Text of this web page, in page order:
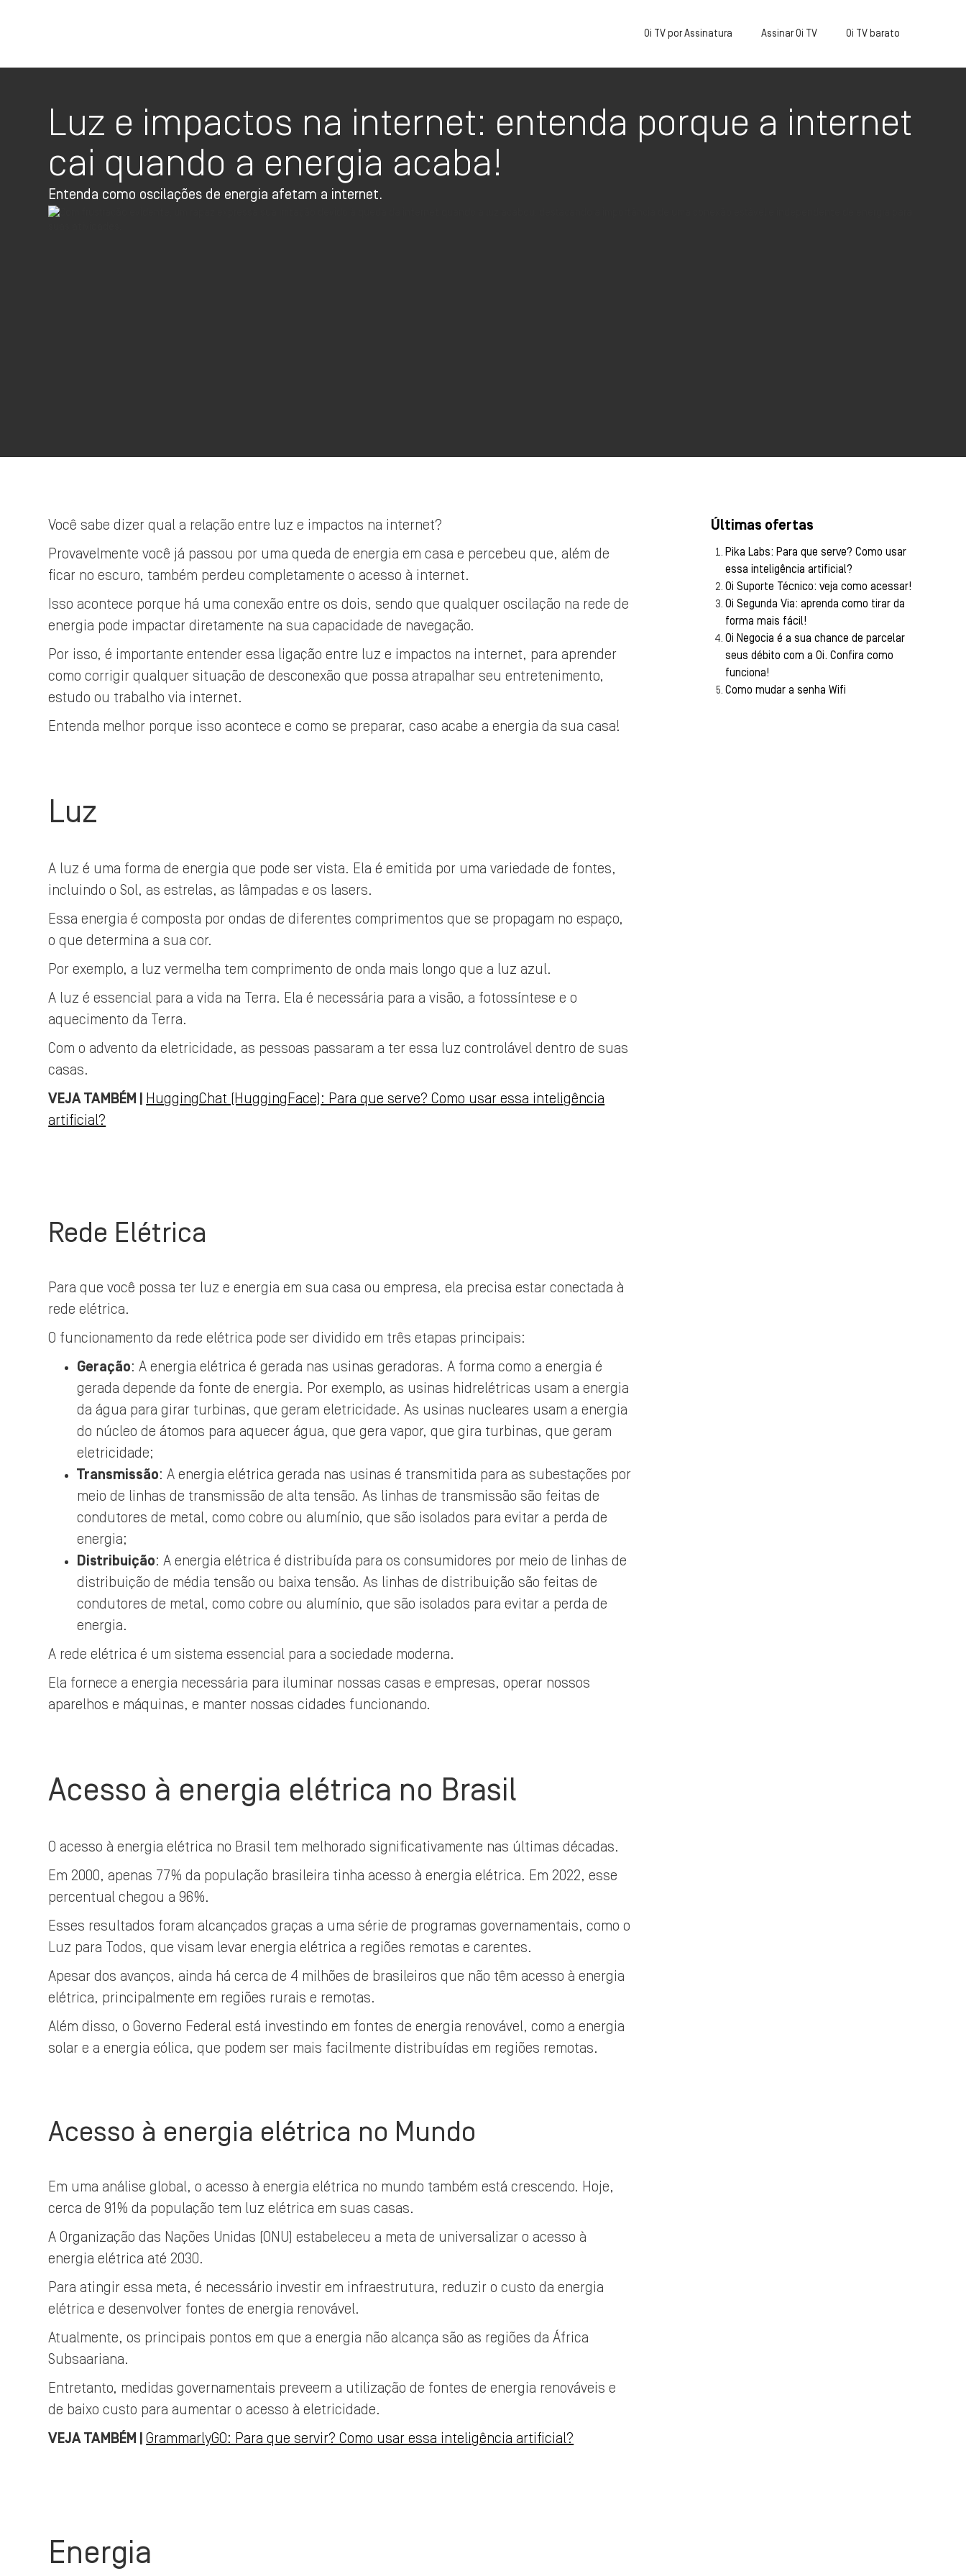
Oi TV por Assinatura Assinar Oi TV Oi TV barato
Luz e impactos na internet: entenda porque a internet
cai quando a energia acaba!
Entenda como oscilações de energia afetam a internet.
Você sabe dizer qual a relação entre luz e impactos na internet?
Provavelmente você já passou por uma queda de energia em casa e percebeu que, além de
ficar no escuro, também perdeu completamente o acesso à internet.
Isso acontece porque há uma conexão entre os dois, sendo que qualquer oscilação na rede de
energia pode impactar diretamente na sua capacidade de navegação.
Por isso, é importante entender essa ligação entre luz e impactos na internet, para aprender
como corrigir qualquer situação de desconexão que possa atrapalhar seu entretenimento,
estudo ou trabalho via internet.
Entenda melhor porque isso acontece e como se preparar, caso acabe a energia da sua casa!
Luz
A luz é uma forma de energia que pode ser vista. Ela é emitida por uma variedade de fontes,
incluindo o Sol, as estrelas, as lâmpadas e os lasers.
Essa energia é composta por ondas de diferentes comprimentos que se propagam no espaço,
o que determina a sua cor.
Por exemplo, a luz vermelha tem comprimento de onda mais longo que a luz azul.
A luz é essencial para a vida na Terra. Ela é necessária para a visão, a fotossíntese e o
aquecimento da Terra.
Com o advento da eletricidade, as pessoas passaram a ter essa luz controlável dentro de suas
casas.
VEJA TAMBÉM |
HuggingChat (HuggingFace): Para que serve? Como usar essa inteligência
artificial?
Rede Elétrica
Para que você possa ter luz e energia em sua casa ou empresa, ela precisa estar conectada à
rede elétrica.
O funcionamento da rede elétrica pode ser dividido em três etapas principais:
Geração: A energia elétrica é gerada nas usinas geradoras. A forma como a energia é
gerada depende da fonte de energia. Por exemplo, as usinas hidrelétricas usam a energia
da água para girar turbinas, que geram eletricidade. As usinas nucleares usam a energia
do núcleo de átomos para aquecer água, que gera vapor, que gira turbinas, que geram
eletricidade;
Transmissão: A energia elétrica gerada nas usinas é transmitida para as subestações por
meio de linhas de transmissão de alta tensão. As linhas de transmissão são feitas de
condutores de metal, como cobre ou alumínio, que são isolados para evitar a perda de
energia;
Distribuição: A energia elétrica é distribuída para os consumidores por meio de linhas de
distribuição de média tensão ou baixa tensão. As linhas de distribuição são feitas de
condutores de metal, como cobre ou alumínio, que são isolados para evitar a perda de
energia.
A rede elétrica é um sistema essencial para a sociedade moderna.
Ela fornece a energia necessária para iluminar nossas casas e empresas, operar nossos
aparelhos e máquinas, e manter nossas cidades funcionando.
Acesso à energia elétrica no Brasil
O acesso à energia elétrica no Brasil tem melhorado significativamente nas últimas décadas.
Em 2000, apenas 77% da população brasileira tinha acesso à energia elétrica. Em 2022, esse
percentual chegou a 96%.
Esses resultados foram alcançados graças a uma série de programas governamentais, como o
Luz para Todos, que visam levar energia elétrica a regiões remotas e carentes.
Apesar dos avanços, ainda há cerca de 4 milhões de brasileiros que não têm acesso à energia
elétrica, principalmente em regiões rurais e remotas.
Além disso, o Governo Federal está investindo em fontes de energia renovável, como a energia
solar e a energia eólica, que podem ser mais facilmente distribuídas em regiões remotas.
Acesso à energia elétrica no Mundo
Em uma análise global, o acesso à energia elétrica no mundo também está crescendo. Hoje,
cerca de 91% da população tem luz elétrica em suas casas.
A Organização das Nações Unidas (ONU) estabeleceu a meta de universalizar o acesso à
energia elétrica até 2030.
Para atingir essa meta, é necessário investir em infraestrutura, reduzir o custo da energia
elétrica e desenvolver fontes de energia renovável.
Atualmente, os principais pontos em que a energia não alcança são as regiões da África
Subsaariana.
Entretanto, medidas governamentais preveem a utilização de fontes de energia renováveis e
de baixo custo para aumentar o acesso à eletricidade.
VEJA TAMBÉM |GrammarlyGO: Para que servir? Como usar essa inteligência artificial?
Energia
Últimas ofertas
Pika Labs: Para que serve? Como usar
essa inteligência artificial?
Oi Suporte Técnico: veja como acessar!
Oi Segunda Via: aprenda como tirar da
forma mais fácil!
Oi Negocia é a sua chance de parcelar
seus débito com a Oi. Confira como
funciona!
Como mudar a senha Wifi